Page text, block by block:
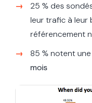
25 % des
leur trafic à leur
référencement
85 % notent une
mois